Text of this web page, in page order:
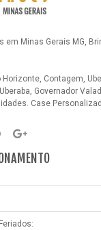
em Minas Gerais MG,
Contagem,
Governador
Case